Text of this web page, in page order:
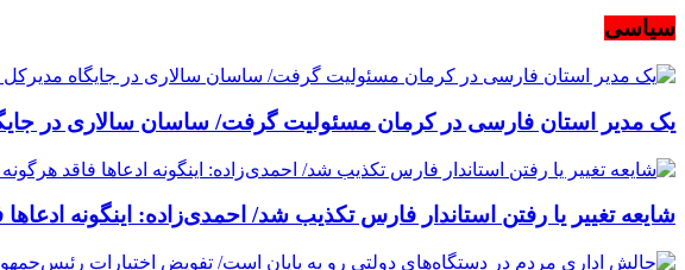
سیاسی
یک مدیر استان فارسی در کرمان مسئولیت گرفت/ ساسان سالاری در
شایعه تغییر یا رفتن استاندار فارس تکذیب شد/ احمدی‌زاده: اینگونه